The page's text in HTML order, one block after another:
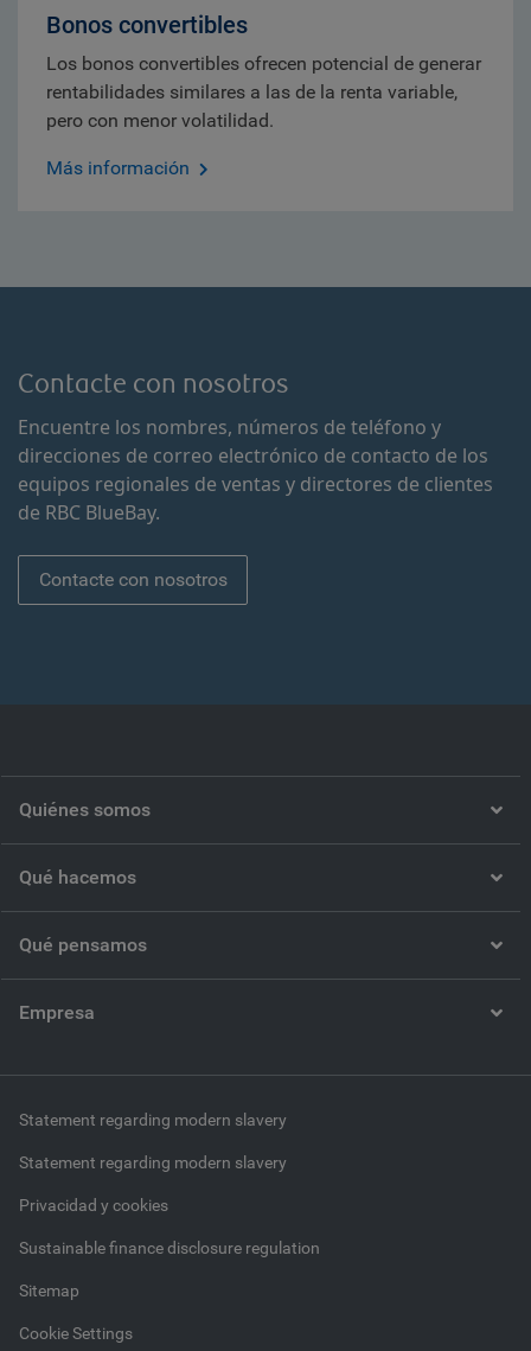
Bonos convertibles
Los bonos convertibles ofrecen potencial de generar
rentabilidades similares a las de la renta variable,
pero con menor volatilidad.
Más información
Contacte con nosotros
Encuentre los nombres, números de teléfono y
direcciones de correo electrónico de contacto de los
equipos regionales de ventas y directores de clientes
de RBC BlueBay.
Contacte con nosotros
Quiénes somos
Qué hacemos
Qué pensamos
Empresa
Statement regarding modern slavery
Statement regarding modern slavery
Privacidad y cookies
Sustainable finance disclosure regulation
Sitemap
Cookie Settings